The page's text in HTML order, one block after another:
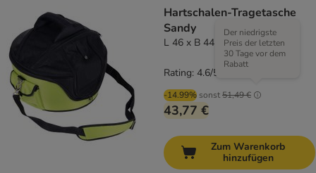
Hartschalen-Tragetasche
Sandy
L 46 x B 44 x H 35 cm, grün
-14.99% sonst51,49 €
Der niedrigste
Preis der letzten
30 Tage vor dem
Rabatt
43,77 €
Rating: 4.6/5
Zum Warenkorb
hinzufügen